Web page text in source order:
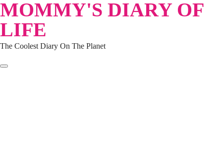
Skip
to
content
MOMMY'S DIARY OF
LIFE
The Coolest Diary On The Planet